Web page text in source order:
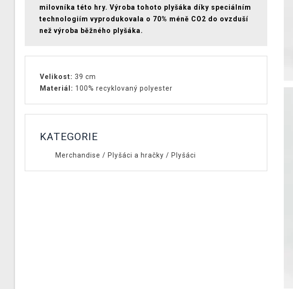
milovníka této hry. Výroba tohoto plyšáka díky speciálním
technologiím vyprodukovala o 70% méně CO2 do ovzduší
než výroba běžného plyšáka.
Velikost: 39 cm
Materiál: 100% recyklovaný polyester
KATEGORIE
Merchandise / Plyšáci a hračky / Plyšáci